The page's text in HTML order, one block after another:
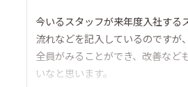
今いるスタッフが来年度入社する
流れなどを記入しているのですが、
全員がみることができ、改善など
いなと思います。